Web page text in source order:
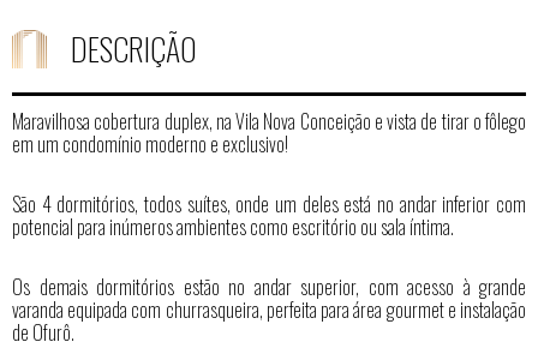
DESCRIÇÃO
Maravilhosa cobertura duplex, na Vila Nova Conceição e vista de tirar o fôlego
em um condomínio moderno e exclusivo!
São 4 dormitórios, todos suítes, onde um deles está no andar inferior com
potencial para inúmeros ambientes como escritório ou sala íntima.
Os demais dormitórios estão no andar superior, com acesso à grande
varanda equipada com churrasqueira, perfeita para área gourmet e instalação
de Ofurô.